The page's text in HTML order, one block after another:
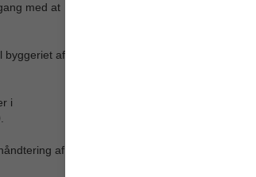
med at
af den
i
af store